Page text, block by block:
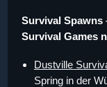
Survival Spawns
Survival Games
Dustville
Spring in der